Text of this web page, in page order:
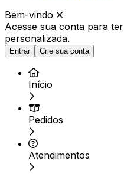
Bem-vindo
Acesse sua conta para ter
personalizada.
Entrar Crie sua conta
Início
Pedidos
Atendimentos